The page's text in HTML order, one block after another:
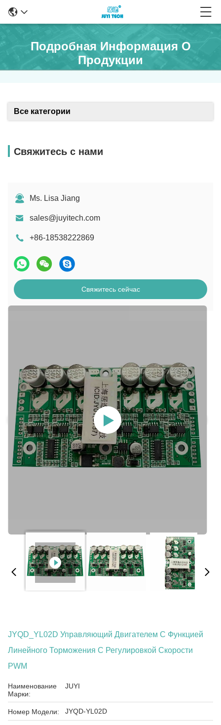
Подробная Информация О
Продукции
Все категории
Свяжитесь с нами
Ms. Lisa Jiang
sales@juyitech.com
+86-18538222869
Свяжитесь сейчас
JYQD_YL02D Управляющий Двигателем С Функцией
Линейного Торможения С Регулировкой Скорости
PWM
Наименование
Марки:
JUYI
Номер Модели: JYQD-YL02D